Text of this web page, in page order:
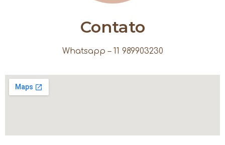
Contato
Whatsapp – 11 989903230